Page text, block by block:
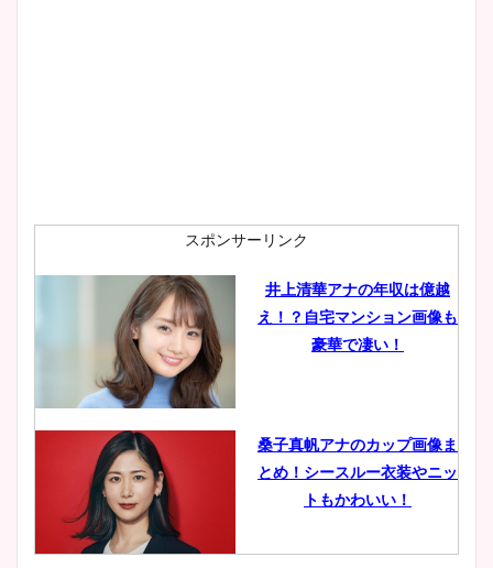
スポンサーリンク
井上清華アナの年収は億越
え！？自宅マンション画像も
豪華で凄い！
桑子真帆アナのカップ画像ま
とめ！シースルー衣装やニッ
トもかわいい！